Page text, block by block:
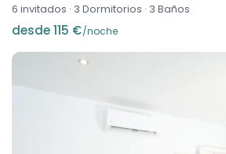
6 invitados · 3 Dormitorios · 3 Baños
desde 115 €/noche